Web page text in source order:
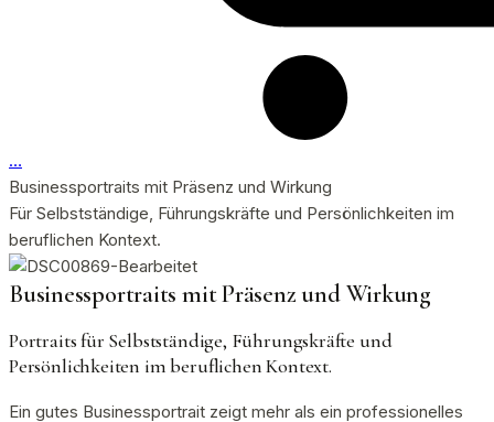
…
Businessportraits mit Präsenz und Wirkung
Für Selbstständige, Führungskräfte und Persönlichkeiten im
beruflichen Kontext.
Businessportraits mit Präsenz und Wirkung
Portraits für Selbstständige, Führungskräfte und
Persönlichkeiten im beruflichen Kontext.
Ein gutes Businessportrait zeigt mehr als ein professionelles